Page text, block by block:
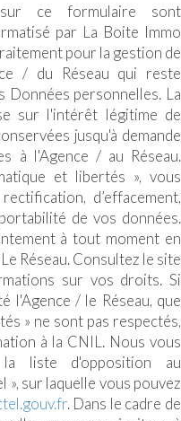
ce formulaire sont
par La Boite Immo
pour la gestion de
/ du Réseau qui reste
Données personnelles. La
sur l'intérêt légitime de
jusqu'à demande
à l'Agence / au Réseau.
et libertés », vous
d’effacement,
de vos données.
à tout moment en
Réseau. Consultez le site
sur vos droits. Si
l'Agence / le Réseau, que
» ne sont pas respectés,
à la CNIL. Nous vous
liste d'opposition au
», sur laquelle vous pouvez
. Dans le cadre de